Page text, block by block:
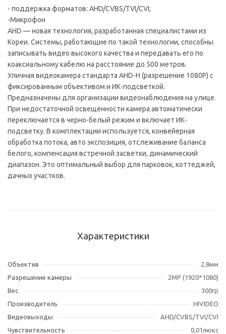
- поддержка форматов: AHD/CVBS/TVI/CVI;
-Микрофон
AHD — новая технология, разработанная специалистами из
Кореи. Системы, работающие по такой технологии, способны
записывать видео высокого качества и передавать его по
коаксиальному кабелю на расстояние до 500 метров.
Уличная видеокамера стандарта AHD-H (разрешение 1080P) с
фиксированным объективом и ИК-подсветкой.
Предназначены для организации видеонаблюдения на улице.
При недостаточной освещенности камера автоматически
переключается в черно-белый режим и включает ИК-
подсветку. В комплектации используется, конвейерная
обработка потока, авто экспозиция, отслеживание баланса
белого, компенсация встречной засветки, динамический
диапазон. Это оптимальный выбор для парковок, коттеджей,
дачных участков.
Характеристики
Объектив
2,8мм
Разрешение камеры
2МР (1920*1080)
Вес
300гр
Производитель
HIVIDEO
Видеовыходы
AHD/CVBS/TVI/CVI
Чувствительность
0,01люкс